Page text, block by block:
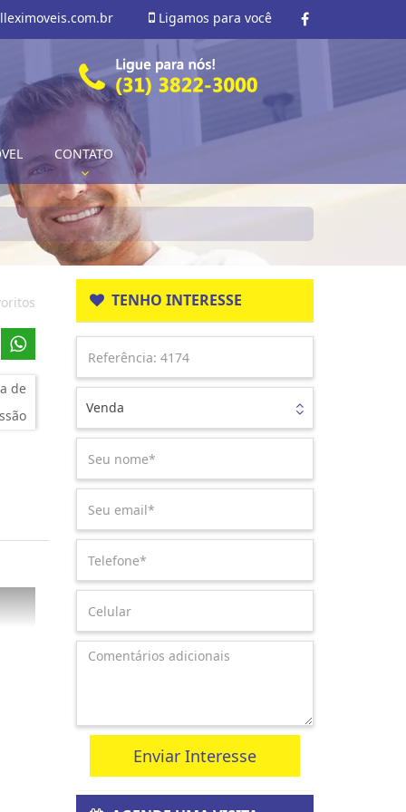
Ligamos para você
CONTATO
de
TENHO INTERESSE
Venda
Enviar Interesse